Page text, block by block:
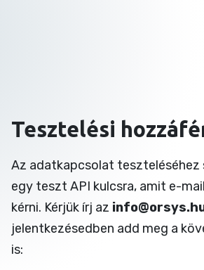
Tesztelési
Az adatkapcsolat teszteléséhez
egy teszt API kulcsra, amit e-
kérni. Kérjük írj az
jelentkezésedben add meg a
is: